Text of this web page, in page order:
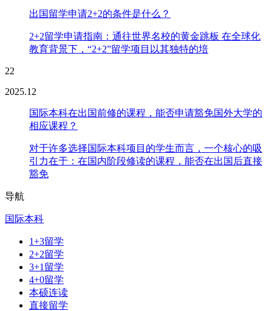
出国留学申请2+2的条件是什么？
2+2留学申请指南：通往世界名校的黄金跳板 在全球化
教育背景下，“2+2”留学项目以其独特的培
22
2025.12
国际本科在出国前修的课程，能否申请豁免国外大学的
相应课程？
对于许多选择国际本科项目的学生而言，一个核心的吸
引力在于：在国内阶段修读的课程，能否在出国后直接
豁免
导航
国际本科
1+3留学
2+2留学
3+1留学
4+0留学
本硕连读
直接留学